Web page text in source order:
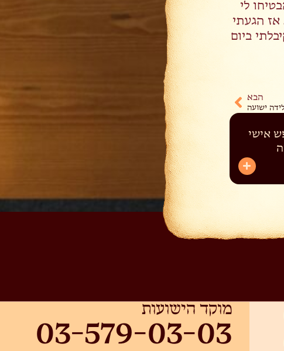
לי
אז הגעתי
ביום
הבא
ישועה
אישי
מוקד הישועות
03-579-03-03